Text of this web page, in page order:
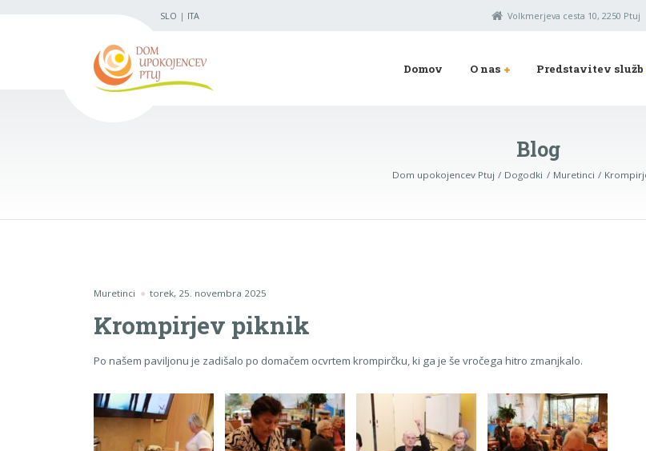
SLO | ITA Volkmerjeva cesta 10, 2250 Ptuj
Domov O nas Predstavitev služb
Blog
Dom upokojencev Ptuj Dogodki Muretinci
Muretinci torek, 25. novembra 2025
Krompirjev piknik
Po našem paviljonu je zadišalo po domačem ocvrtem krompirčku, ki ga je še vročega hitro zmanjkalo.